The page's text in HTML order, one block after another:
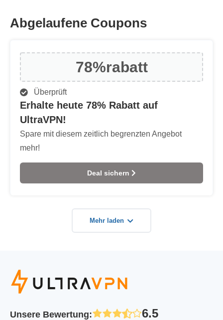
Abgelaufene Coupons
78%rabatt
Überprüft
Erhalte heute 78% Rabatt auf
UltraVPN!
Spare mit diesem zeitlich begrenzten Angebot
mehr!
Deal sichern
Mehr laden
Unsere Bewertung: 6.5